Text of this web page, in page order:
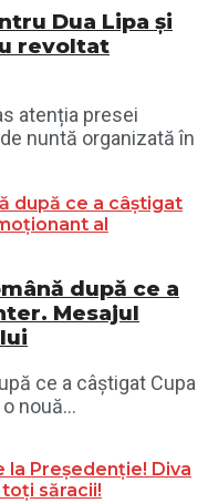
Dua Lipa și
revoltat
atenția presei
nuntă organizată în
după ce a
Mesajul
ce a câștigat Cupa
nouă...